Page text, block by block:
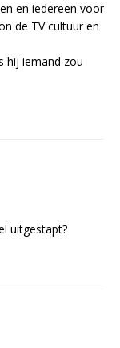
en iedereen voor
de TV cultuur en
hij iemand zou
uitgestapt?